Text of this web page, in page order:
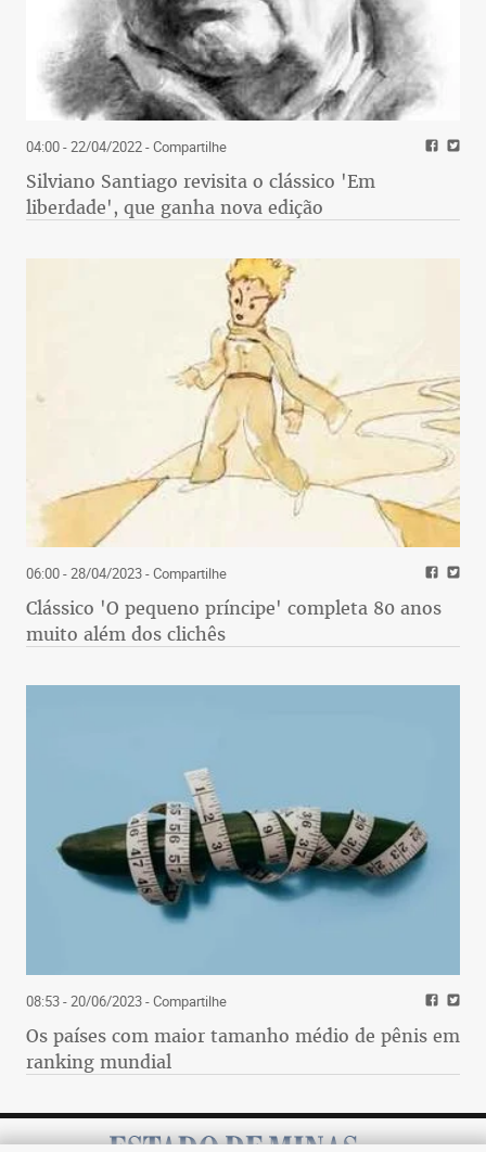
04:00 - 22/04/2022- Compartilhe
Silviano Santiago revisita o clássico 'Em
liberdade', que ganha nova edição
06:00 - 28/04/2023- Compartilhe
Clássico 'O pequeno príncipe' completa 80 anos
muito além dos clichês
08:53 - 20/06/2023- Compartilhe
Os países com maior tamanho médio de pênis em
ranking mundial